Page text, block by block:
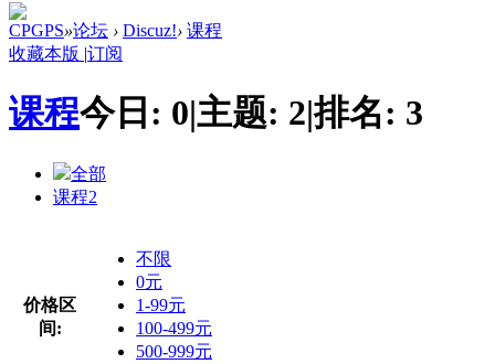
CPGPS»论坛 › Discuz!› 课程
收藏本版 |订阅
课程今日: 0|主题: 2|排名: 3
全部
课程2
价格区
间:
不限
0元
1-99元
100-499元
500-999元